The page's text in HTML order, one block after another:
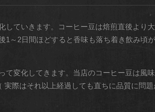
ていきます。コーヒー豆は焙煎直後より
～2日間ほどすると香味も落ち着き飲み頃が
変化してきます。当店のコーヒー豆は風
際はそれ以上経過しても直ちに品質に問題